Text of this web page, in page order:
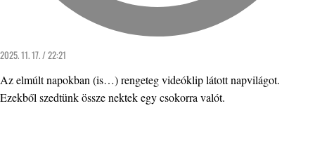
2025. 11. 17. / 22:21
Az elmúlt napokban (is…) rengeteg videóklip látott napvilágot.
Ezekből szedtünk össze nektek egy csokorra valót.